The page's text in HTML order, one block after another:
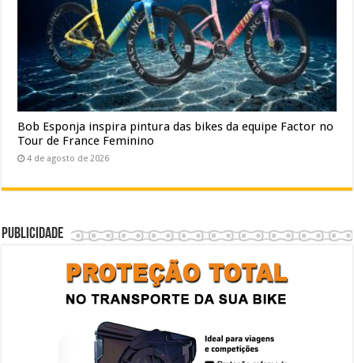
Bob Esponja inspira pintura das bikes da equipe Factor no
Tour de France Feminino
4 de agosto de 2026
Publicidade